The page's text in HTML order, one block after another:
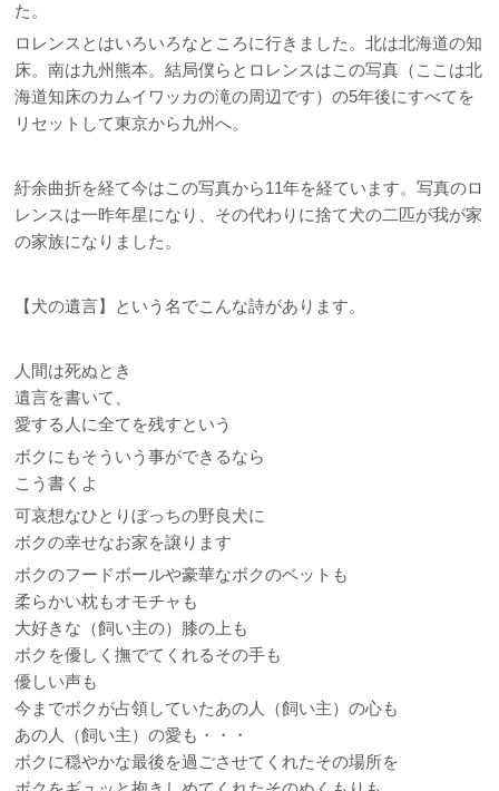
た。
ロレンスとはいろいろなところに行きました。北は北海道の知
床。南は九州熊本。結局僕らとロレンスはこの写真（ここは北
海道知床のカムイワッカの滝の周辺です）の5年後にすべてを
リセットして東京から九州へ。
紆余曲折を経て今はこの写真から11年を経ています。写真のロ
レンスは一昨年星になり、その代わりに捨て犬の二匹が我が家
の家族になりました。
【犬の遺言】という名でこんな詩があります。
人間は死ぬとき
遺言を書いて、
愛する人に全てを残すという
ボクにもそういう事ができるなら
こう書くよ
可哀想なひとりぼっちの野良犬に
ボクの幸せなお家を譲ります
ボクのフードボールや豪華なボクのベットも
柔らかい枕もオモチャも
大好きな（飼い主の）膝の上も
ボクを優しく撫でてくれるその手も
優しい声も
今までボクが占領していたあの人（飼い主）の心も
あの人（飼い主）の愛も・・・
ボクに穏やかな最後を過ごさせてくれたその場所を